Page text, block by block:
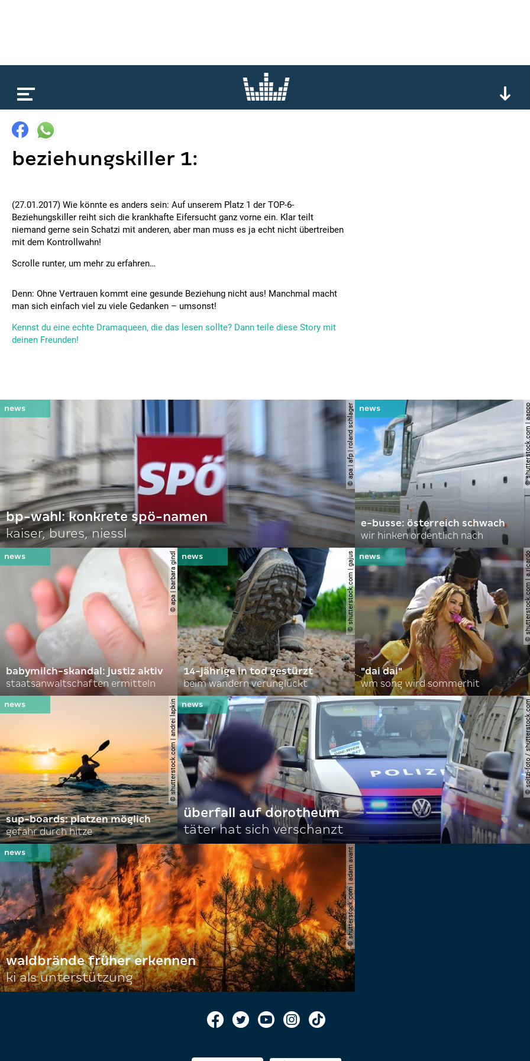
beziehungskiller 1:
(27.01.2017) Wie könnte es anders sein: Auf unserem Platz 1 der TOP-6-
Beziehungskiller reiht sich die krankhafte Eifersucht ganz vorne ein. Klar teilt
niemand gerne sein Schatzi mit anderen, aber man muss es ja echt nicht übertreiben
mit dem Kontrollwahn!
Scrolle runter, um mehr zu erfahren…
Denn: Ohne Vertrauen kommt eine gesunde Beziehung nicht aus! Manchmal macht
man sich einfach viel zu viele Gedanken – umsonst!
Kennst du eine echte Dramaqueen, die das lesen sollte? Dann teile diese Story mit
deinen Freunden!
© apa | afp | roland schlager
bp-wahl: konkrete spö-namen
kaiser, bures, niessl
©
e-busse: österreich schwach
wir hinken ordentlich nach
© apa | barbara gindl
babymilch-skandal: justiz aktiv
staatsanwaltschaften ermitteln
© shutterstock.com | gajus
14-jährige in tod gestürzt
beim wandern verunglückt
©
"dai dai"
wm song wird sommerhit
© shutterstock.com | andrei lapkin
sup-boards: platzen möglich
gefahr durch hitze
© spitzi-foto
überfall auf dorotheum
täter hat sich verschanzt
© shutterstock.com | adam avant
waldbrände früher erkennen
ki als unterstützung